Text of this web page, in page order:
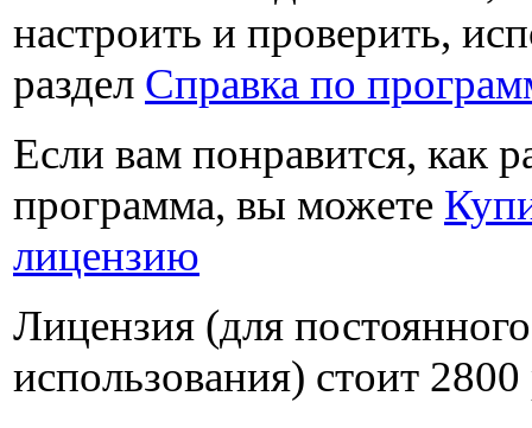
настроить и проверить,
раздел Справка по
Если вам понравится, как
программа, вы можете
лицензию
Лицензия (для постоянного
использования) стоит 2800